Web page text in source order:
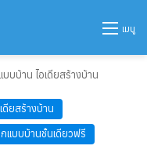
เมนู
บบ้าน ไอเดียสร้างบ้าน
ดียสร้างบ้าน
แบบบ้านชั้นเดียวฟรี